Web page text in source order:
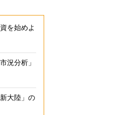
を始めよ
況分析」
大陸」の